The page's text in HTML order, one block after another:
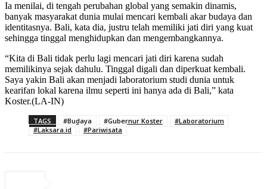
Ia menilai, di tengah perubahan global yang semakin dinamis,
banyak masyarakat dunia mulai mencari kembali akar budaya dan
identitasnya. Bali, kata dia, justru telah memiliki jati diri yang kuat
sehingga tinggal menghidupkan dan mengembangkannya.
“Kita di Bali tidak perlu lagi mencari jati diri karena sudah
memilikinya sejak dahulu. Tinggal digali dan diperkuat kembali.
Saya yakin Bali akan menjadi laboratorium studi dunia untuk
kearifan lokal karena ilmu seperti ini hanya ada di Bali,” kata
Koster.(LA-IN)
TAGS #Budaya #Gubernur Koster
#Laboratorium
#Laksara.id
#Pariwisata